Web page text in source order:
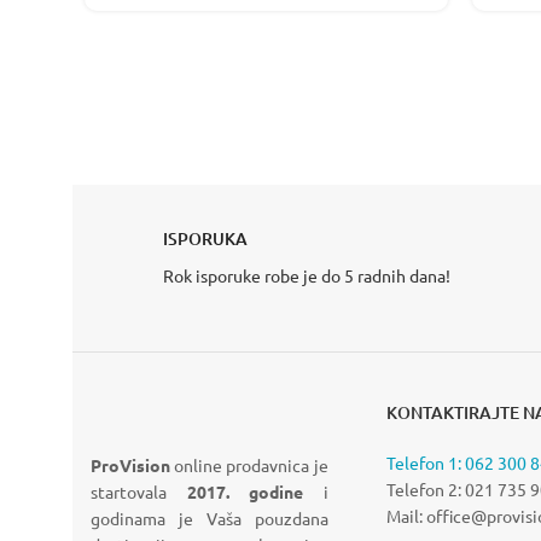
KAMERE
pogledajte više
VRATAISPORUKA
Rok isporuke robe je do 5 radnih dana!
ProVisiononline prodavnica je
startovala 2017. godine i
godinama je Vaša pouzdana
KONTAKTIRAJTE
Telefon 1: 062 300
Telefon 2: 021 735
Mail: